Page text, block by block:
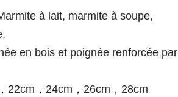
à lait, marmite à soupe,
en bois et poignée renforcée par
22cm，24cm，26cm，28cm